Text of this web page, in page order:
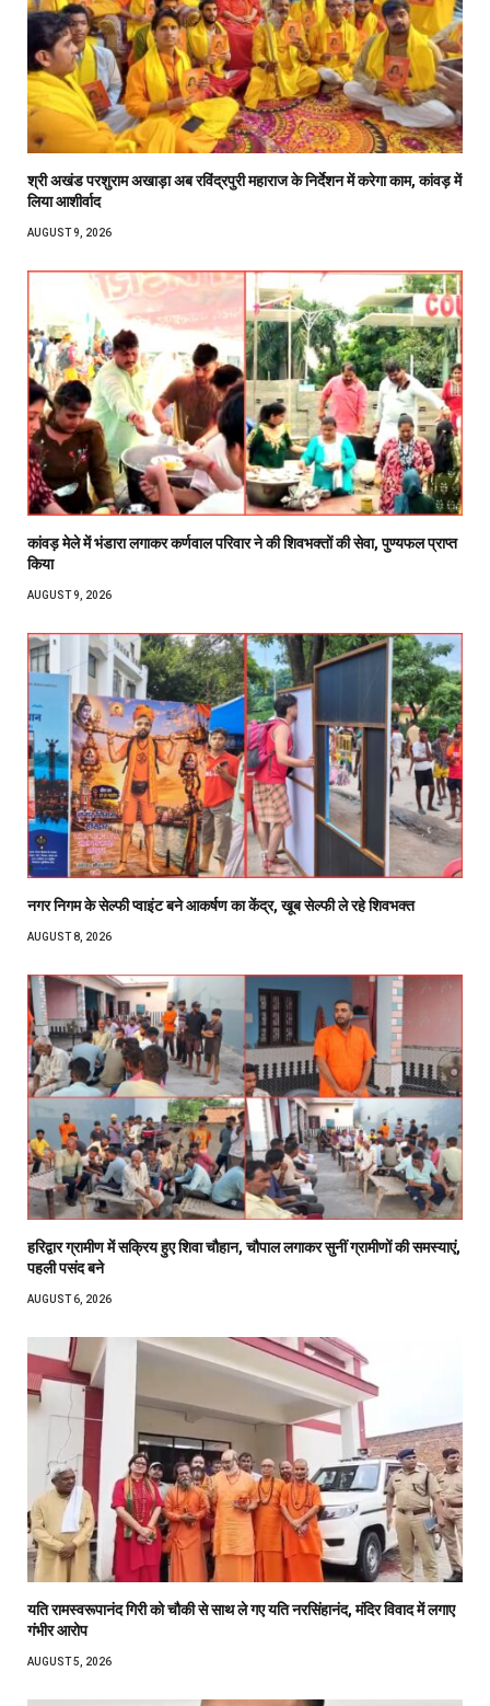
श्री अखंड परशुराम अखाड़ा अब रविंद्रपुरी महाराज के निर्देशन में करेगा काम, कांवड़ में
लिया आशीर्वाद
AUGUST 9, 2026
कांवड़ मेले में भंडारा लगाकर कर्णवाल परिवार ने की शिवभक्तों की सेवा, पुण्यफल प्राप्त
किया
AUGUST 9, 2026
नगर निगम के सेल्फी प्वाइंट बने आकर्षण का केंद्र, खूब सेल्फी ले रहे शिवभक्त
AUGUST 8, 2026
हरिद्वार ग्रामीण में सक्रिय हुए शिवा चौहान, चौपाल लगाकर सुनीं ग्रामीणों की समस्याएं,
पहली पसंद बने
AUGUST 6, 2026
यति रामस्वरूपानंद गिरी को चौकी से साथ ले गए यति नरसिंहानंद, मंदिर विवाद में लगाए
गंभीर आरोप
AUGUST 5, 2026